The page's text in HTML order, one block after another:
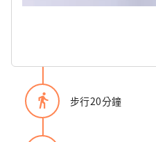
directions_walk 步行20分鐘